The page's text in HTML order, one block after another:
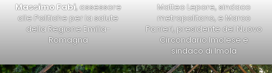
Massimo Fabi, assessore
alle Politiche per la salute
della Regione Emilia-
Romagna
Matteo Lepore, sindaco
metropolitano, e Marco
Panieri, presidente del Nuovo
Circondario Imolese e
sindaco di Imola